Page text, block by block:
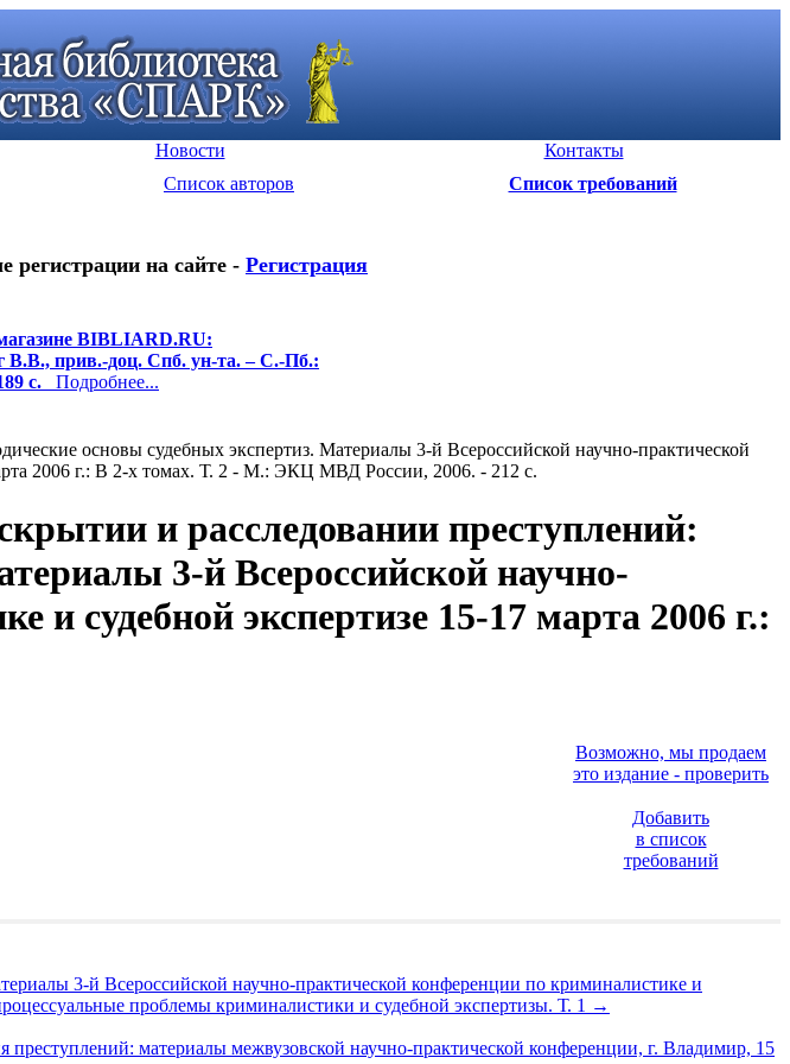
Новости
Контакты
Список авторов Список требований
регистрации на сайте - Регистрация
BIBLIARD.RU:
В.В., прив.-доц. Спб. ун-та. – С.-Пб.:
с. Подробнее...
основы судебных экспертиз. Материалы 3-й Всероссийской научно-практической
2006 г.: В 2-х томах. Т. 2 - М.: ЭКЦ МВД России, 2006. - 212 c.
и расследовании преступлений:
3-й Всероссийской научно-
и судебной экспертизе 15-17 марта 2006 г.:
Возможно, мы продаем
это издание - проверить
Добавить
в список
требований
3-й Всероссийской научно-практической конференции по криминалистике и
проблемы криминалистики и судебной экспертизы. Т. 1 →
материалы межвузовской научно-практической конференции, г. Владимир, 15